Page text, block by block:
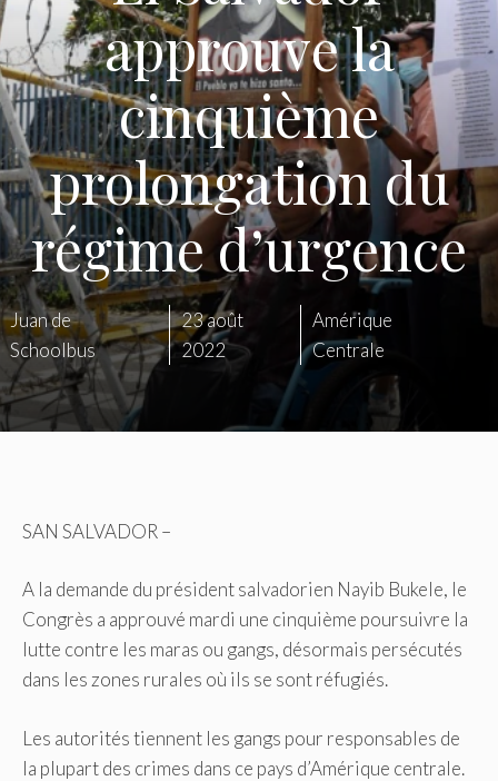
approuve la
cinquième
prolongation du
régime d’urgence
Juan de
Schoolbus
23 août
2022
Amérique
Centrale
SAN SALVADOR –
A la demande du président salvadorien Nayib Bukele, le
Congrès a approuvé mardi une cinquième poursuivre la
lutte contre les maras ou gangs, désormais persécutés
dans les zones rurales où ils se sont réfugiés.
Les autorités tiennent les gangs pour responsables de
la plupart des crimes dans ce pays d’Amérique centrale.